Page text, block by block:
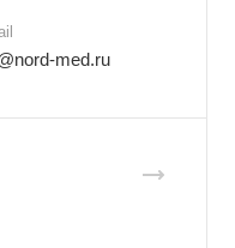
med.ru